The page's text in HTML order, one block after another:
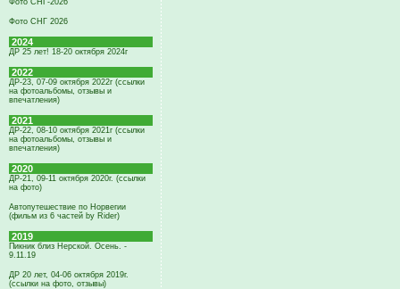
Фото СНГ-2026
Фото СНГ 2026
2024
ДР 25 лет! 18-20 октября 2024г
2022
ДР-23, 07-09 октября 2022г (ссылки
на фотоальбомы, отзывы и
впечатления)
2021
ДР-22, 08-10 октября 2021г (ссылки
на фотоальбомы, отзывы и
впечатления)
2020
ДР-21, 09-11 октября 2020г. (ссылки
на фото)
Автопутешествие по Норвегии
(фильм из 6 частей by Rider)
2019
Пикник близ Нерской. Осень. -
9.11.19
ДР 20 лет, 04-06 октября 2019г.
(ссылки на фото, отзывы)